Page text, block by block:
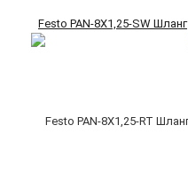
Festo PAN-8X1,25-SW Шланг